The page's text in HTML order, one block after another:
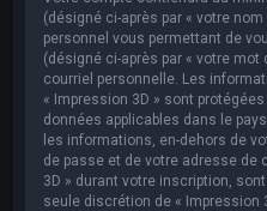
(désigné ci-après par « votre
personnel vous permettant de
(désigné ci-après par « votre
courriel personnelle. Les
« Impression 3D » sont
données applicables dans le
les informations, en-dehors de
de passe et de votre adresse de
3D » durant votre inscription,
seule discrétion de « Impression